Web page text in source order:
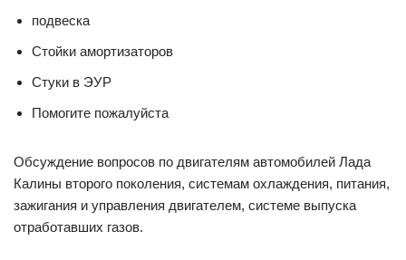
подвеска
Стойки амортизаторов
Стуки в ЭУР
Помогите пожалуйста
Обсуждение вопросов по двигателям автомобилей Лада
Калины второго поколения, системам охлаждения, питания,
зажигания и управления двигателем, системе выпуска
отработавших газов.